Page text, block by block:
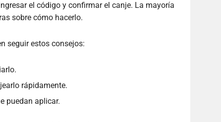
el código y confirmar el canje. La mayoría
sobre cómo hacerlo.
seguir estos consejos:
rápidamente.
puedan aplicar.